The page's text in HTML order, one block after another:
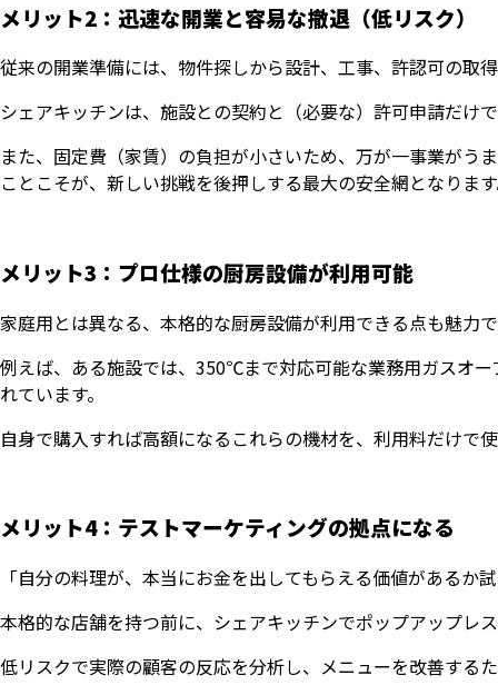
メリット2：迅速な開業と容易な撤退（低リスク）
従来の開業準備には、物件探しから設計、工事、許認可の取
シェアキッチンは、施設との契約と（必要な）許可申請だけ
また、固定費（家賃）の負担が小さいため、万が一事業がう
ことこそが、新しい挑戦を後押しする最大の安全網となりま
メリット3：プロ仕様の厨房設備が利用可能
家庭用とは異なる、本格的な厨房設備が利用できる点も魅力
例えば、ある施設では、350℃まで対応可能な業務用ガスオ
れています。
自身で購入すれば高額になるこれらの機材を、利用料だけで
メリット4：テストマーケティングの拠点になる
「自分の料理が、本当にお金を出してもらえる価値があるか
本格的な店舗を持つ前に、シェアキッチンでポップアップレ
低リスクで実際の顧客の反応を分析し、メニューを改善する